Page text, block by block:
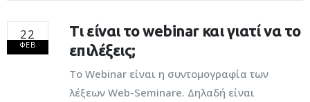
22
ΦΕΒ
Τι είναι το webinar και γιατί να το
επιλέξεις;
Το Webinar είναι η συντομογραφία των
λέξεων Web-Seminare. Δηλαδή είναι